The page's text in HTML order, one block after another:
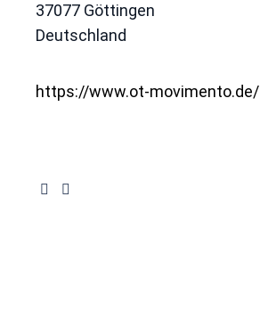
37077 Göttingen
Deutschland
https://www.ot-movimento.de/